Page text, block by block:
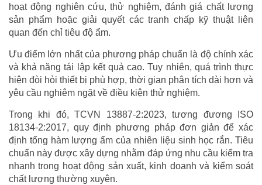
hoạt động nghiên cứu, thử nghiệm, đánh giá chất lượng
sản phẩm hoặc giải quyết các tranh chấp kỹ thuật liên
quan đến chỉ tiêu độ ẩm.
Ưu điểm lớn nhất của phương pháp chuẩn là độ chính xác
và khả năng tái lập kết quả cao. Tuy nhiên, quá trình thực
hiện đòi hỏi thiết bị phù hợp, thời gian phân tích dài hơn và
yêu cầu nghiêm ngặt về điều kiện thử nghiệm.
Trong khi đó, TCVN 13887-2:2023, tương đương ISO
18134-2:2017, quy định phương pháp đơn giản để xác
định tổng hàm lượng ẩm của nhiên liệu sinh học rắn. Tiêu
chuẩn này được xây dựng nhằm đáp ứng nhu cầu kiểm tra
nhanh trong hoạt động sản xuất, kinh doanh và kiểm soát
chất lượng thường xuyên.